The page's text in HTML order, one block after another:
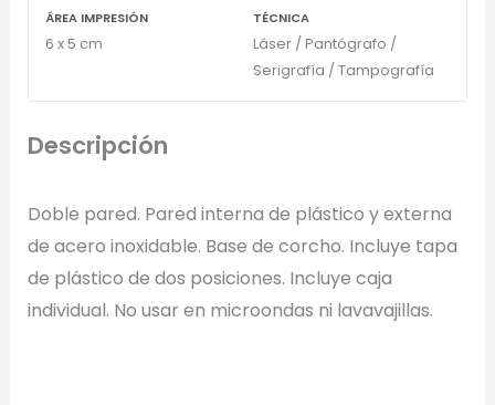
Una Tinta
Marcado en un solo color plano (ideal serigrafía/grabado).
Conserva los colores originales de tu logotipo.
Generar Vista Previa con IA
ÁREA IMPRESIÓN
6 x 5 cm
TÉCNICA
Láser / Pantógrafo /
Serigrafía / Tampografía
Descripción
Doble pared. Pared interna de plástico y externa
de acero inoxidable. Base de corcho. Incluye tapa
de plástico de dos posiciones. Incluye caja
individual. No usar en microondas ni lavavajillas.